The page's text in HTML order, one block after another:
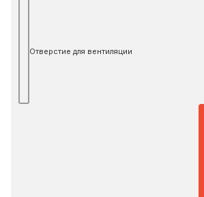
Отверстие для вентиляции